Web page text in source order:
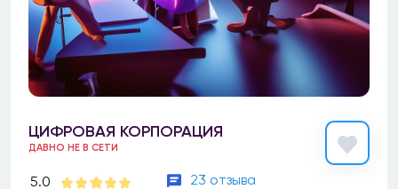
ЦИФРОВАЯ КОРПОРАЦИЯ
ДАВНО НЕ В СЕТИ
5.0 23 отзыва